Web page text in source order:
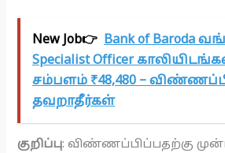
New Job👉 Bank of Baroda
Specialist Officer
சம்பளம் ₹48,480 –
தவறாதீர்கள்
குறிப்பு: விண்ணப்பிப்பதற்கு